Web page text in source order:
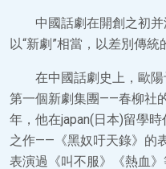
中國話劇在開創之初
以“新劇”相當，以差別傳統
在中國話劇史上，歐
第一個新劇集團——春柳社
年，他在japan(日本)留學
之作——《黑奴吁天錄》的
表演過《叫不服》《熱血